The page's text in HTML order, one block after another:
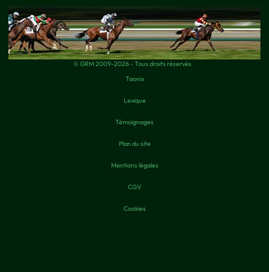
© GRM 2009-2026 - Tous droits réservés
Taonix
Lexique
Témoignages
Plan du site
Mentions légales
CGV
Cookies